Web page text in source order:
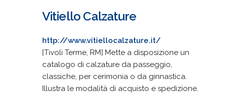
Vitiello Calzature
http://www.vitiellocalzature.it/
[Tivoli Terme, RM] Mette a disposizione un
catalogo di calzature da passeggio,
classiche, per cerimonia o da ginnastica.
Illustra le modalità di acquisto e spedizione.